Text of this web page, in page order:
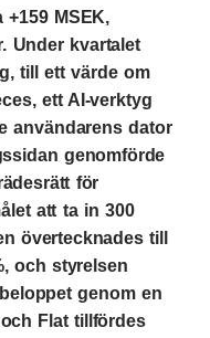
MSEK,
Under kvartalet
till ett värde om
ett AI-verktyg
användarens dator
genomförde
för
att ta in 300
övertecknades till
och styrelsen
genom en
Flat tillfördes